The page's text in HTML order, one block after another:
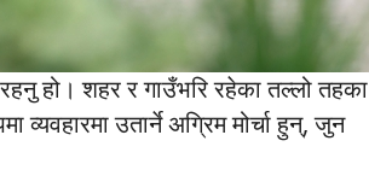
हो। शहर र गाउँभरि रहेका तल्लो तहका
व्यवहारमा उतार्ने अग्रिम मोर्चा हुन्, जुन